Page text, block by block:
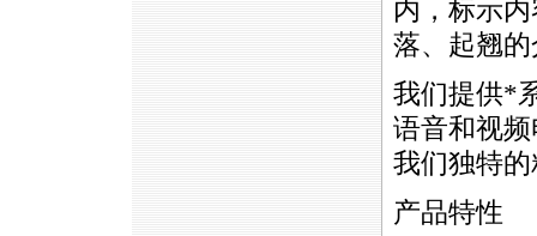
内，标示
落、起翘
我们提供*
语音和视
我们独特
产品特性